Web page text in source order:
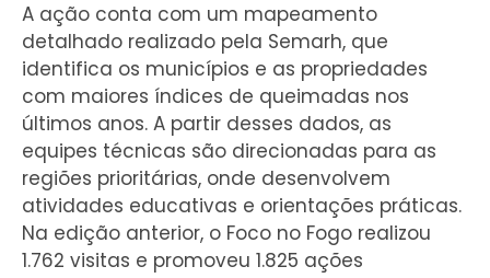
A ação conta com um mapeamento
detalhado realizado pela Semarh, que
identifica os municípios e as propriedades
com maiores índices de queimadas nos
últimos anos. A partir desses dados, as
equipes técnicas são direcionadas para as
regiões prioritárias, onde desenvolvem
atividades educativas e orientações práticas.
Na edição anterior, o Foco no Fogo realizou
1.762 visitas e promoveu 1.825 ações